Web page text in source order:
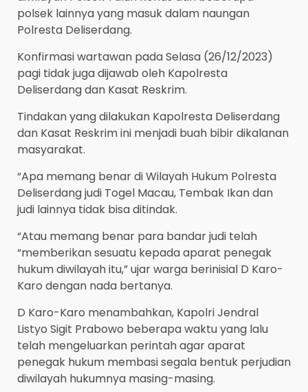
polsek lainnya yang masuk dalam naungan
Polresta Deliserdang.
Konfirmasi wartawan pada Selasa (26/12/2023)
pagi tidak juga dijawab oleh Kapolresta
Deliserdang dan Kasat Reskrim.
Tindakan yang dilakukan Kapolresta Deliserdang
dan Kasat Reskrim ini menjadi buah bibir dikalanan
masyarakat.
“Apa memang benar di Wilayah Hukum Polresta
Deliserdang judi Togel Macau, Tembak Ikan dan
judi lainnya tidak bisa ditindak.
“Atau memang benar para bandar judi telah
“memberikan sesuatu kepada aparat penegak
hukum diwilayah itu,” ujar warga berinisial D Karo-
Karo dengan nada bertanya.
D Karo-Karo menambahkan, Kapolri Jendral
Listyo Sigit Prabowo beberapa waktu yang lalu
telah mengeluarkan perintah agar aparat
penegak hukum membasi segala bentuk perjudian
diwilayah hukumnya masing-masing.